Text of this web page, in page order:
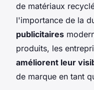
de matériaux
l'importance de la
publicitaires
produits, les
améliorent leur
de marque en tant